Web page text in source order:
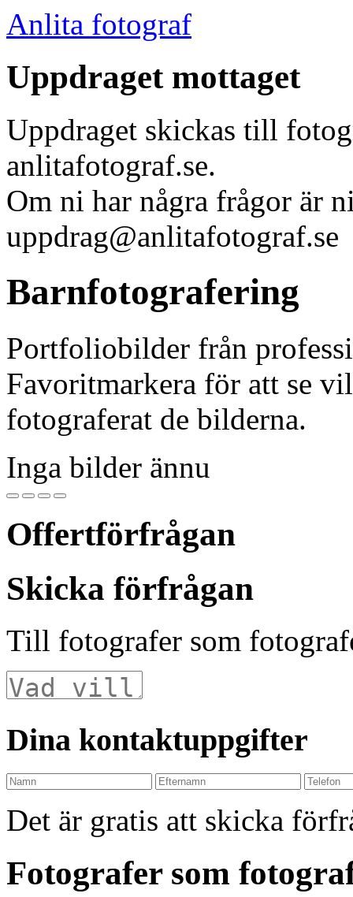
Anlita fotograf
Uppdraget mottaget
Uppdraget skickas till
anlitafotograf.se.
Om ni har några frågor är
uppdrag@anlitafotograf.se
Barnfotografering
Portfoliobilder från
Favoritmarkera för att se
fotograferat de bilderna.
Inga bilder ännu
Offertförfrågan
Skicka förfrågan
Till fotografer som
Dina kontaktuppgifter
Det är gratis att skicka
Fotografer som